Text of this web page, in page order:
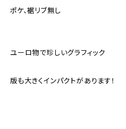
ポケ、裾リブ無し
ユーロ物で珍しいグラフィック
版も大きくインパクトがあります！